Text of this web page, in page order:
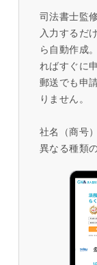
司法書士監
入力するだ
ら自動作成
ればすぐに
郵送でも申
りません。
社名（商号
異なる種類